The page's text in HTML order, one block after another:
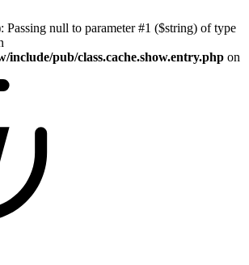
Passing null to parameter #1 ($string) of type
include/pub/class.cache.show.entry.php on